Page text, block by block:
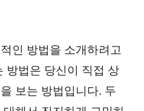
인 방법을 소개하려고
방법은 당신이 직접 상
보는 방법입니다. 두